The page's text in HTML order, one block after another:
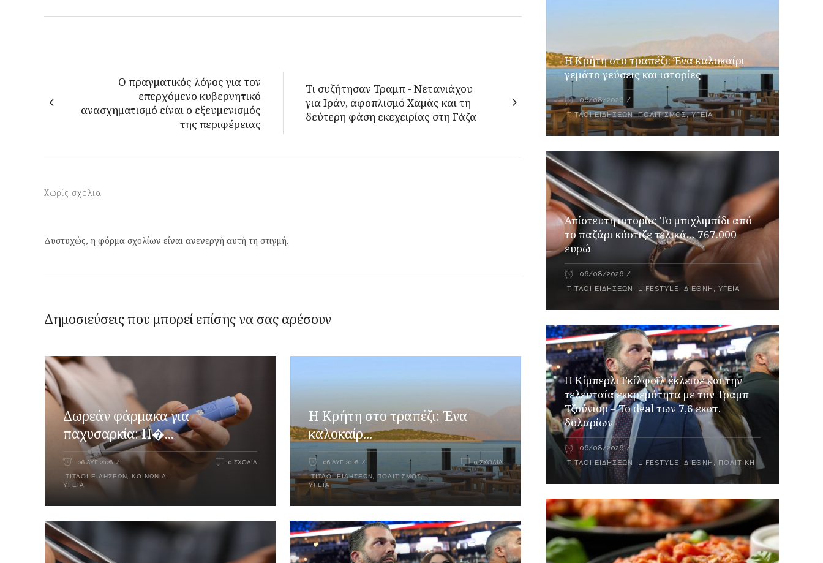
Ο πραγματικός λόγος για τον
επερχόμενο κυβερνητικό
ανασχηματισμό είναι ο εξευμενισμός
της περιφέρειας
Τι συζήτησαν Τραμπ - Νετανιάχου
για Ιράν, αφοπλισμό Χαμάς και τη
δεύτερη φάση εκεχειρίας στη Γάζα
Χωρίς σχόλια
Δυστυχώς, η φόρμα σχολίων είναι ανενεργή αυτή τη στιγμή.
Δημοσιεύσεις που μπορεί επίσης να σας αρέσουν
Δωρεάν φάρμακα για
παχυσαρκία: Π�...
06 ΑΥΓ 2026
ΤΊΤΛΟΙ ΕΙΔΉΣΕΩΝ ΚΟΙΝΩΝΊΑ
ΥΓΕΊΑ
0 ΣΧΌΛΙΑ
Η Κρήτη στο τραπέζι: Ένα
καλοκαίρ...
06 ΑΥΓ 2026
ΤΊΤΛΟΙ ΕΙΔΉΣΕΩΝ ΠΟΛΙΤΙΣΜΌΣ,
ΥΓΕΊΑ
0 ΣΧΌΛΙΑ
Η Κρήτη στο τραπέζι: Ένα καλοκαίρι
γεμάτο γεύσεις και ιστορίες
06/08/2026
ΤΊΤΛΟΙ ΕΙΔΉΣΕΩΝ,ΠΟΛΙΤΙΣΜΌΣ,ΥΓΕΊΑ
Απίστευτη ιστορία: Το μπιχλιμπίδι από
το παζάρι κόστιζε τελικά… 767.000
ευρώ
06/08/2026
ΤΊΤΛΟΙ ΕΙΔΉΣΕΩΝ , LIFESTYLE,ΔΙΕΘΝΉ ,ΥΓΕΊΑ
Η Κίμπερλι Γκίλφοϊλ έκλεισε και την
τελευταία εκκρεμότητα με τον Τραμπ
Τζούνιορ – Το deal των 7,6 εκατ.
δολαρίων
06/08/2026
ΤΊΤΛΟΙ ΕΙΔΉΣΕΩΝ , LIFESTYLE,ΔΙΕΘΝΉ , ΠΟΛΙΤΙΚΉ